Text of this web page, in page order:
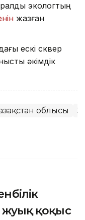
экологтың
жазған
ескі сквер
әкімдік
облысы
жуық қоқыс